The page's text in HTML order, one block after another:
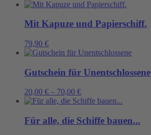
Mit Kapuze und Papierschiff.
79,90 €
Gutschein für Unentschlossene
20,00 € – 70,00 €
Für alle, die Schiffe bauen...